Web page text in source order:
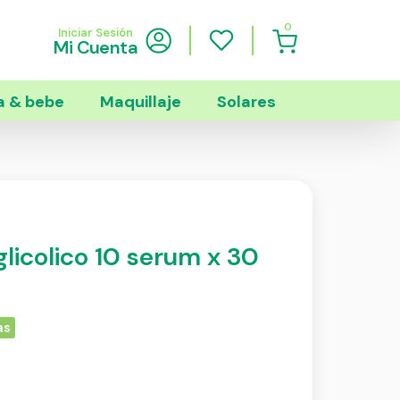
Iniciar Sesión
Mi Cuenta
0
& bebe Maquillaje Solares
10 serum x 30